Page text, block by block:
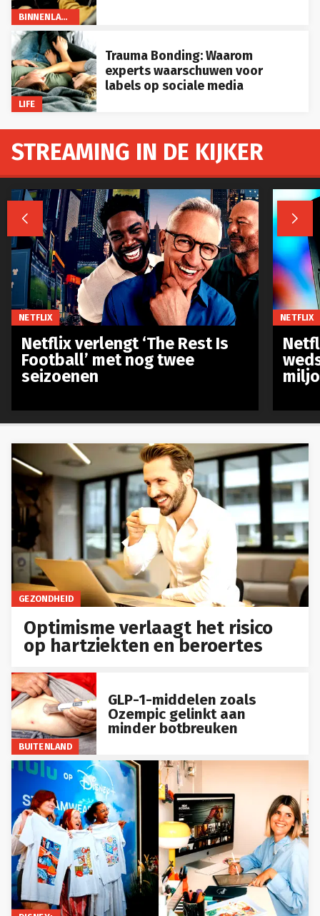
BINNENLAND
LIFE
Trauma Bonding: Waarom
experts waarschuwen voor
labels op sociale media
GEZONDHEID
Optimisme verlaagt het risico
op hartziekten en beroertes
BUITENLAND
GLP-1-middelen zoals
Ozempic gelinkt aan
minder botbreuken
STREAMING IN DE KIJKER
 
NETFLIX
Netflix verlengt ‘The Rest Is
Football’ met nog twee
seizoenen
NETFLIX